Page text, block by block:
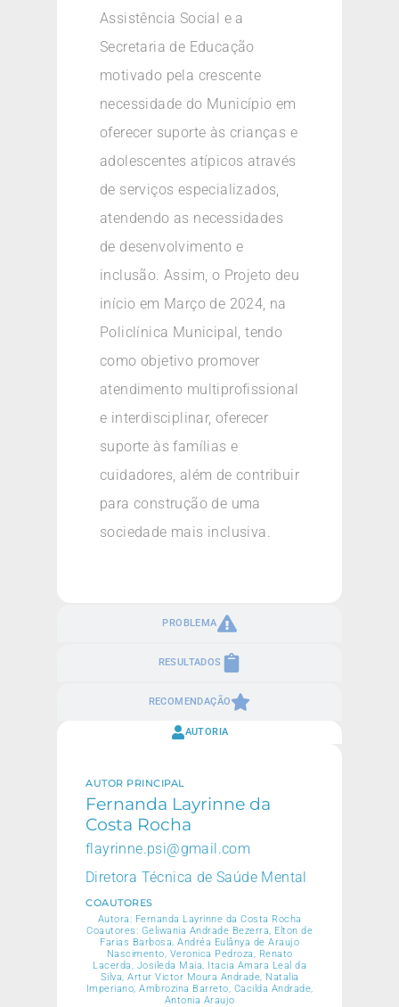
PROBLEMA
RESULTADOS
RECOMENDAÇÃO
Assistência Social e a
Secretaria de Educação
motivado pela crescente
necessidade do Município em
oferecer suporte às crianças e
adolescentes atípicos através
de serviços especializados,
atendendo as necessidades
de desenvolvimento e
inclusão. Assim, o Projeto deu
início em Março de 2024, na
Policlínica Municipal, tendo
como objetivo promover
atendimento multiprofissional
e interdisciplinar, oferecer
suporte às famílias e
cuidadores, além de contribuir
para construção de uma
sociedade mais inclusiva.
AUTORIA
AUTOR PRINCIPAL
Fernanda Layrinne da
Costa Rocha
flayrinne.psi@gmail.com
Diretora Técnica de Saúde Mental
COAUTORES
Autora: Fernanda Layrinne da Costa Rocha
Coautores: Geliwania Andrade Bezerra, Elton de
Farias Barbosa, Andréa Eulânya de Araujo
Nascimento, Veronica Pedroza, Renato
Lacerda, Josileda Maia, Itacia Amara Leal da
Silva, Artur Victor Moura Andrade, Natalia
Imperiano, Ambrozina Barreto, Cacilda Andrade,
Antonia Araujo